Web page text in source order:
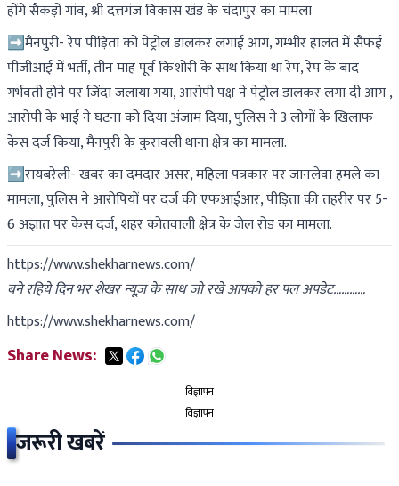
होंगे सैकड़ों गांव, श्री दत्तगंज विकास खंड के चंदापुर का मामला
➡मैनपुरी- रेप पीड़िता को पेट्रोल डालकर लगाई आग, गम्भीर हालत में सैफई
पीजीआई में भर्ती, तीन माह पूर्व किशोरी के साथ किया था रेप, रेप के बाद
गर्भवती होने पर जिंदा जलाया गया, आरोपी पक्ष ने पेट्रोल डालकर लगा दी आग ,
आरोपी के भाई ने घटना को दिया अंजाम दिया, पुलिस ने 3 लोगों के खिलाफ
केस दर्ज किया, मैनपुरी के कुरावली थाना क्षेत्र का मामला.
➡रायबरेली- खबर का दमदार असर, महिला पत्रकार पर जानलेवा हमले का
मामला, पुलिस ने आरोपियों पर दर्ज की एफआईआर, पीड़िता की तहरीर पर 5-
6 अज्ञात पर केस दर्ज, शहर कोतवाली क्षेत्र के जेल रोड का मामला.
https://www.shekharnews.com/
बने रहिये दिन भर शेखर न्यूज़ के साथ जो रखे आपको हर पल अपडेट…………
https://www.shekharnews.com/
Share News:
विज्ञापन
विज्ञापन
जरूरी खबरें